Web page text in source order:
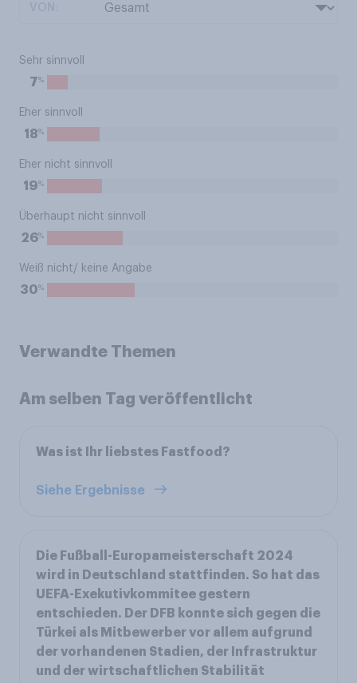
Sehr sinnvoll
7%
Eher sinnvoll
18%
Eher nicht sinnvoll
19%
Überhaupt nicht sinnvoll
26%
Weiß nicht/ keine Angabe
30%
Verwandte Themen
Am selben Tag veröffentlicht
Was ist Ihr liebstes Fastfood?
Siehe Ergebnisse
Die Fußball-Europameisterschaft 2024
wird in Deutschland stattfinden. So hat das
UEFA-Exekutivkommitee gestern
entschieden. Der DFB konnte sich gegen die
Türkei als Mitbewerber vor allem aufgrund
der vorhandenen Stadien, der Infrastruktur
und der wirtschaftlichen Stabilität